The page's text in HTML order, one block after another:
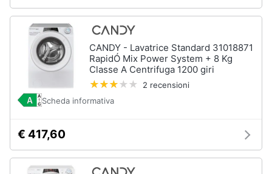
CANDY - Lavatrice Standard 31018871
RapidÓ Mix Power System + 8 Kg
Classe A Centrifuga 1200 giri
2 recensioni
Scheda informativa
€ 417,60